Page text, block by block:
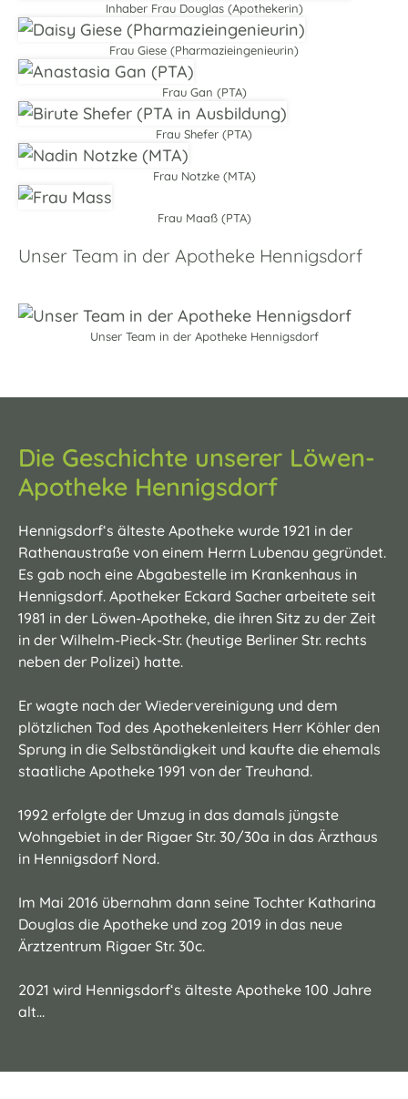
Inhaber Frau Douglas (Apothekerin)
Frau Giese (Pharmazieingenieurin)
Frau Gan (PTA)
Frau Shefer (PTA)
Frau Notzke (MTA)
Frau Maaß (PTA)
Unser Team in der Apotheke Hennigsdorf
Unser Team in der Apotheke Hennigsdorf
Die Geschichte unserer Löwen-
Apotheke Hennigsdorf
Hennigsdorf‘s älteste Apotheke wurde 1921 in der
Rathenaustraße von einem Herrn Lubenau gegründet.
Es gab noch eine Abgabestelle im Krankenhaus in
Hennigsdorf. Apotheker Eckard Sacher arbeitete seit
1981 in der Löwen-Apotheke, die ihren Sitz zu der Zeit
in der Wilhelm-Pieck-Str. (heutige Berliner Str. rechts
neben der Polizei) hatte.
Er wagte nach der Wiedervereinigung und dem
plötzlichen Tod des Apothekenleiters Herr Köhler den
Sprung in die Selbständigkeit und kaufte die ehemals
staatliche Apotheke 1991 von der Treuhand.
1992 erfolgte der Umzug in das damals jüngste
Wohngebiet in der Rigaer Str. 30/30a in das Ärzthaus
in Hennigsdorf Nord.
Im Mai 2016 übernahm dann seine Tochter Katharina
Douglas die Apotheke und zog 2019 in das neue
Ärztzentrum Rigaer Str. 30c.
2021 wird Hennigsdorf‘s älteste Apotheke 100 Jahre
alt…